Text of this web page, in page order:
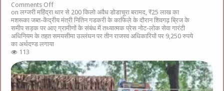
Comments Off
on लग्जरी महिंद्रा थार से 200 किलो अवैध डोडाचूरा बरामद, ₹25 लाख का
मशरूका जब्त-केंद्रीय मंत्री नितिन गडकरी के काफिले के दौरान शिवगढ़ ब्रिज के
समीप सड़क पर आए ग्रामीणों के संबंध में तथ्यात्मक प्रेस नोट-लोक सेवा गारंटी
अधिनियम के तहत समयसीमा उल्लंघन पर तीन राजस्व अधिकारियों पर 9,250 रुपये
का अर्थदण्ड लगाया
113